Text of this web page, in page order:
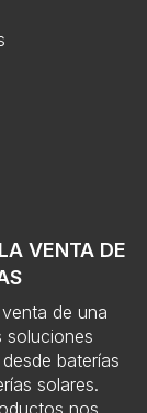
VENTA DE
de una
soluciones
baterías
solares.